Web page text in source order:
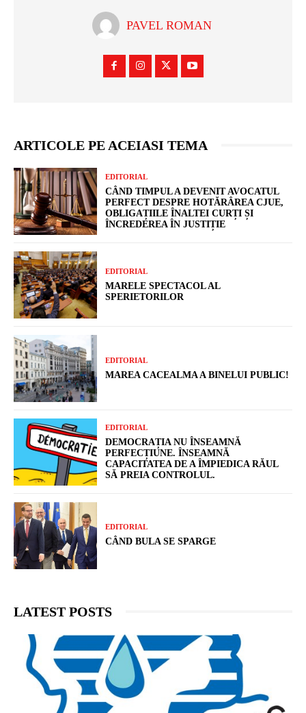
PAVEL ROMAN
ARTICOLE PE ACEIASI TEMA
EDITORIAL
CÂND TIMPUL A DEVENIT AVOCATUL
PERFECT DESPRE HOTĂRÂREA CJUE,
OBLIGAȚIILE ÎNALTEI CURȚI ȘI
ÎNCREDEREA ÎN JUSTIȚIE
EDITORIAL
MARELE SPECTACOL AL
SPERIETORILOR
EDITORIAL
MAREA CACEALMA A BINELUI PUBLIC!
EDITORIAL
DEMOCRAȚIA NU ÎNSEAMNĂ
PERFECȚIUNE. ÎNSEAMNĂ
CAPACITATEA DE A ÎMPIEDICA RĂUL
SĂ PREIA CONTROLUL.
EDITORIAL
CÂND BULA SE SPARGE
LATEST POSTS